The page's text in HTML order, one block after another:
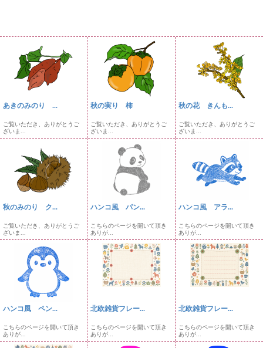
あきのみのり ...
ご覧いただき、ありがとうご
ざいま...
秋の実り 柿
ご覧いただき、ありがとうご
ざいま...
秋の花 きんも...
ご覧いただき、ありがとうご
ざいま...
秋のみのり ク...
ご覧いただき、ありがとうご
ざいま...
ハンコ風 パン...
こちらのページを開いて頂き
ありが...
ハンコ風 アラ...
こちらのページを開いて頂き
ありが...
ハンコ風 ペン...
こちらのページを開いて頂き
ありが...
北欧雑貨フレー...
こちらのページを開いて頂き
ありが...
北欧雑貨フレー...
こちらのページを開いて頂き
ありが...